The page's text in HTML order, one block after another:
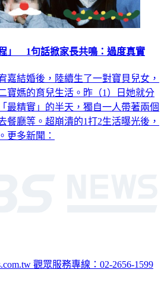
」 1句話掀家長共鳴：過度真實
嘉結婚後，陸續生了一對寶貝兒女，
寶媽的育兒生活。昨（1）日她就分
最精實」的半天，獨自一人帶著兩個
餐廳等。超崩潰的1打2生活曝光後，
更多新聞：
觀眾服務專線：02-2656-1599